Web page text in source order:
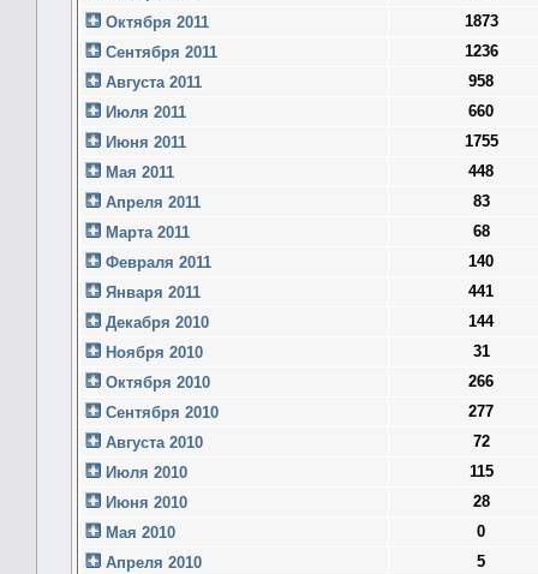
Октября 2011
1873
Сентября 2011
1236
Августа 2011
958
Июля 2011
660
Июня 2011
1755
Мая 2011
448
Апреля 2011
83
Марта 2011
68
Февраля 2011
140
Января 2011
441
Декабря 2010
144
Ноября 2010
31
Октября 2010
266
Сентября 2010
277
Августа 2010
72
Июля 2010
115
Июня 2010
28
Мая 2010
0
Апреля 2010
5